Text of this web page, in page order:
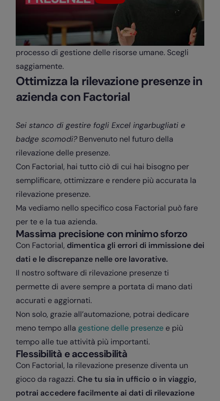
processo di gestione delle risorse umane. Scegli
saggiamente.
Ottimizza la rilevazione presenze in
azienda con Factorial
Sei stanco di gestire fogli Excel ingarbugliati e
badge scomodi?Benvenuto nel futuro della
rilevazione delle presenze.
Con Factorial, hai tutto ciò di cui hai bisogno per
semplificare, ottimizzare e rendere più accurata la
rilevazione presenze.
Ma vediamo nello specifico cosa Factorial può fare
per te e la tua azienda.
Massima precisione con minimo sforzo
Con Factorial, dimentica gli errori di immissione dei
dati e le discrepanze nelle ore lavorative.
Il nostro software di rilevazione presenze ti
permette di avere sempre a portata di mano dati
accurati e aggiornati.
Non solo, grazie all’automazione, potrai dedicare
meno tempo alla gestione delle presenze e più
tempo alle tue attività più importanti.
Flessibilità e accessibilità
Con Factorial, la rilevazione presenze diventa un
gioco da ragazzi.Che tu sia in ufficio o in viaggio,
potrai accedere facilmente ai dati di rilevazione